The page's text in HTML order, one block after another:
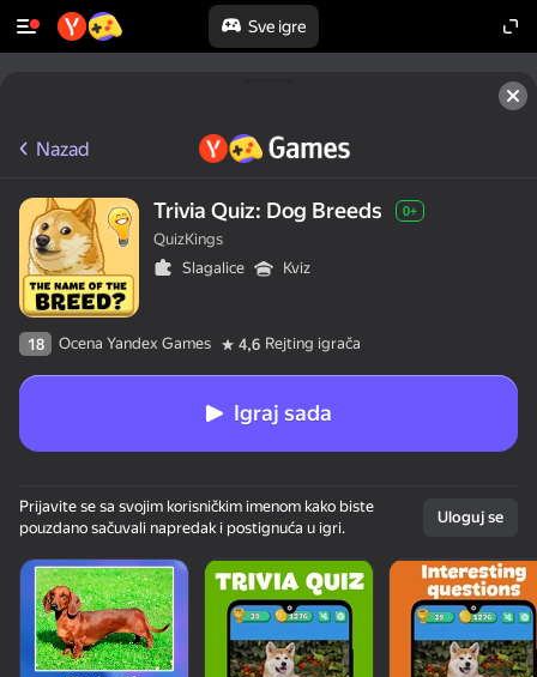
Sve igre
Nazad
Trivia Quiz: Dog Breeds 0+
QuizKings
Slagalice
Kviz
18 Ocena Yandex Games 4,6 Rejting igrača
Igraj sada
Prijavite se sa svojim korisničkim imenom kako biste
pouzdano sačuvali napredak i postignuća u igri.
Uloguj se